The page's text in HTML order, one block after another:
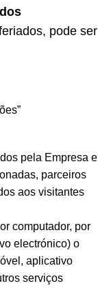
pode ser
pela Empresa e
parceiros
aos visitantes
computador, por
electrónico) o
aplicativo
serviços